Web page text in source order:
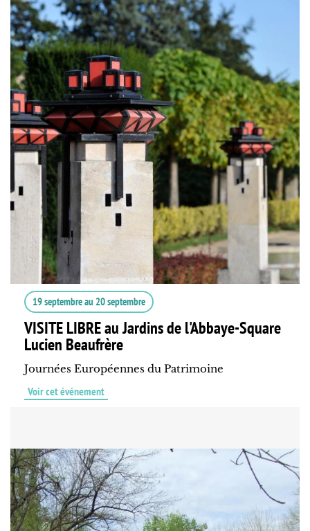
19 septembreau 20 septembre
VISITE LIBRE au Jardins de l'Abbaye-Square
Lucien Beaufrère
Journées Européennes du Patrimoine
Voir cet événement